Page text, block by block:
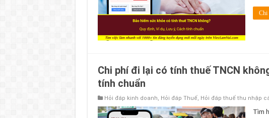
Chi
Chi phí đi lại có tính thuế TNCN
tính chuẩn
Hỏi đáp kinh doanh, Hỏi đáp Thuế, Hỏi đáp thuế thu nhập
Tìm